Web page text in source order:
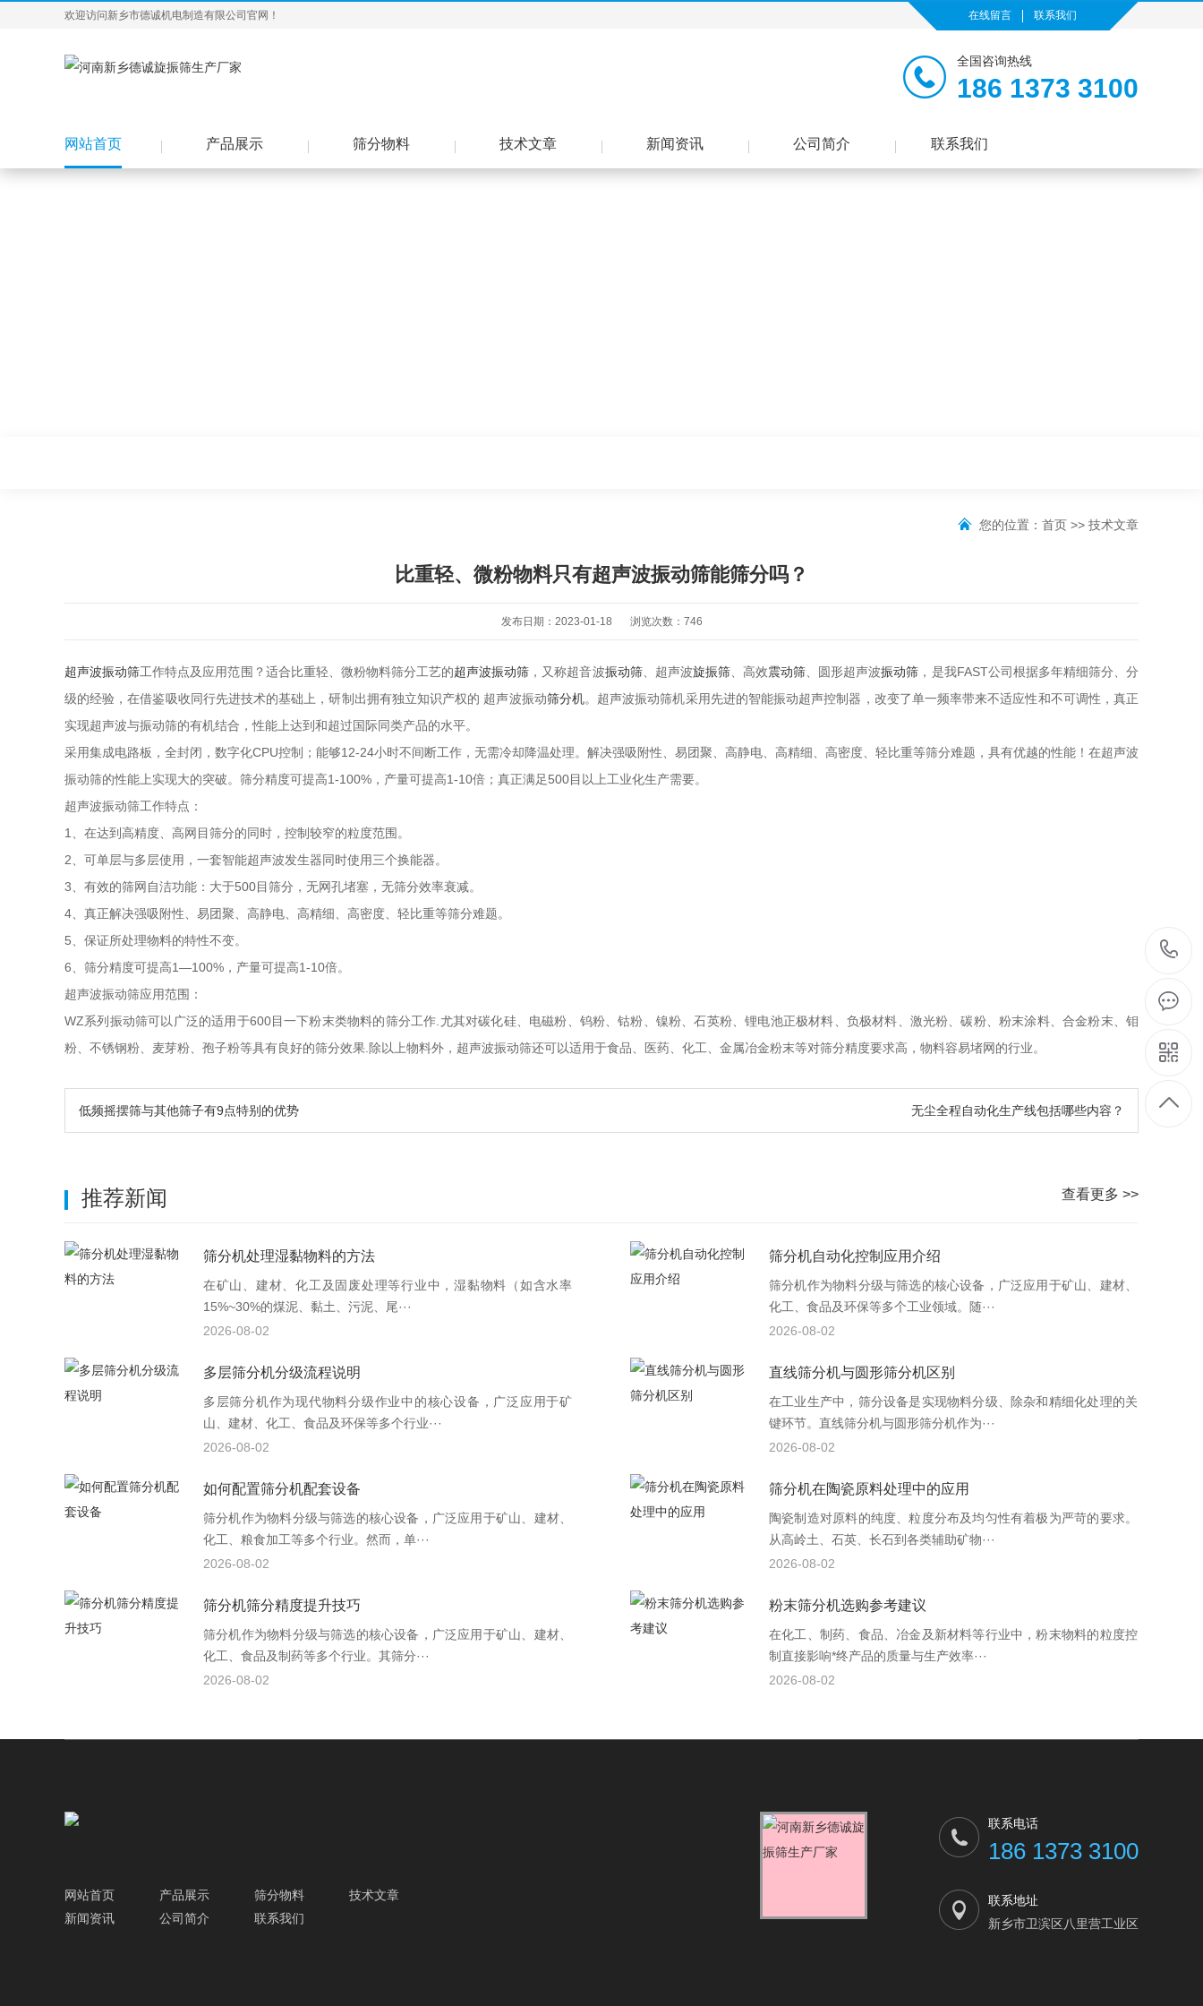
欢迎访问新乡市德诚机电制造有限公司官网！ 在线留言 联系我们
全国咨询热线
186 1373 3100
网站首页 产品展示 筛分物料 技术文章 新闻资讯 公司简介 联系我们
您的位置： 首页 >> 技术文章
比重轻、微粉物料只有超声波振动筛能筛分吗？
发布日期：2023-01-18 浏览次数：746
超声波振动筛工作特点及应用范围？适合比重轻、微粉物料筛分工艺的超声波振动筛 ，又称超音波振动筛、超声波旋振筛、高效震动筛 、圆形超声波振动筛 ，是我FAST公司根据多年精细筛分、分
级的经验，在借鉴吸收同行先进技术的基础上，研制出拥有独立知识产权的 超声波振动筛分机。超声波振动筛机采用先进的智能振动超声控制器，改变了单一频率带来不适应性和不可调性，真正
实现超声波与振动筛的有机结合，性能上达到和超过国际同类产品的水平。
采用集成电路板，全封闭，数字化CPU控制；能够12-24小时不间断工作，无需冷却降温处理。解决强吸附性、易团聚、高静电、高精细、高密度、轻比重等筛分难题，具有优越的性能！在超声波
振动筛的性能上实现大的突破。筛分精度可提高1-100%，产量可提高1-10倍；真正满足500目以上工业化生产需要。
超声波振动筛工作特点：
1、在达到高精度、高网目筛分的同时，控制较窄的粒度范围。
2、可单层与多层使用，一套智能超声波发生器同时使用三个换能器。
3、有效的筛网自洁功能：大于500目筛分，无网孔堵塞，无筛分效率衰减。
4、真正解决强吸附性、易团聚、高静电、高精细、高密度、轻比重等筛分难题。
5、保证所处理物料的特性不变。
6、筛分精度可提高1—100%，产量可提高1-10倍。
超声波振动筛应用范围：
WZ系列振动筛可以广泛的适用于600目一下粉末类物料的筛分工作.尤其对碳化硅、电磁粉、钨粉、钴粉、镍粉、石英粉、锂电池正极材料、负极材料、激光粉、碳粉、粉末涂料、合金粉末、钼
粉、不锈钢粉、麦芽粉、孢子粉等具有良好的筛分效果.除以上物料外，超声波振动筛还可以适用于食品、医药、化工、金属冶金粉末等对筛分精度要求高，物料容易堵网的行业。
低频摇摆筛与其他筛子有9点特别的优势 无尘全程自动化生产线包括哪些内容？
查看更多 >>
推荐新闻
筛分机处理湿黏物料的方法
在矿山、建材、化工及固废处理等行业中，湿黏物料（如含水率
15%~30%的煤泥、黏土、污泥、尾···
2026-08-02
筛分机自动化控制应用介绍
筛分机作为物料分级与筛选的核心设备，广泛应用于矿山、建材、
化工、食品及环保等多个工业领域。随···
2026-08-02
多层筛分机分级流程说明
多层筛分机作为现代物料分级作业中的核心设备，广泛应用于矿
山、建材、化工、食品及环保等多个行业···
2026-08-02
直线筛分机与圆形筛分机区别
在工业生产中，筛分设备是实现物料分级、除杂和精细化处理的关
键环节。直线筛分机与圆形筛分机作为···
2026-08-02
如何配置筛分机配套设备
筛分机作为物料分级与筛选的核心设备，广泛应用于矿山、建材、
化工、粮食加工等多个行业。然而，单···
2026-08-02
筛分机在陶瓷原料处理中的应用
陶瓷制造对原料的纯度、粒度分布及均匀性有着极为严苛的要求。
从高岭土、石英、长石到各类辅助矿物···
2026-08-02
筛分机筛分精度提升技巧
筛分机作为物料分级与筛选的核心设备，广泛应用于矿山、建材、
化工、食品及制药等多个行业。其筛分···
2026-08-02
粉末筛分机选购参考建议
在化工、制药、食品、冶金及新材料等行业中，粉末物料的粒度控
制直接影响*终产品的质量与生产效率···
2026-08-02
网站首页 产品展示 筛分物料
技术文章
新闻资讯
公司简介 联系我们
联系电话
186 1373 3100
联系地址
新乡市卫滨区八里营工业区